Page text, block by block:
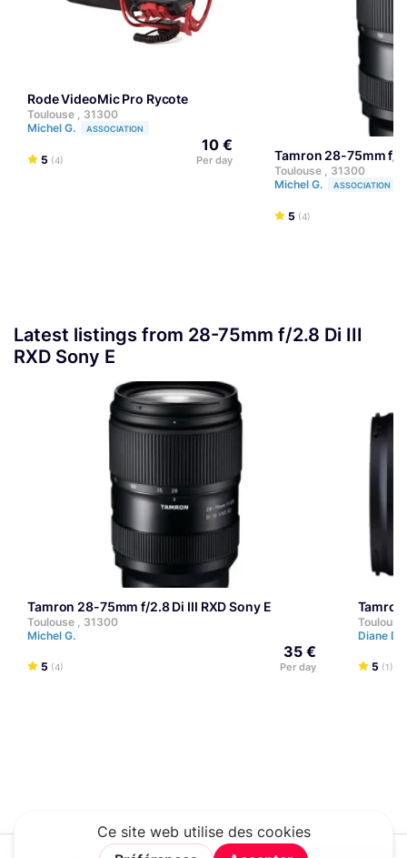
Rode VideoMic Pro Rycote
Toulouse , 31300
Michel G.
ASSOCIATION
5 (4)
10 €
Per day Tamron 28-75mm f/
Toulouse , 31300
Michel G.
ASSOCIATION
5 (4)
Latest listings from 28-75mm f/2.8 Di III
RXD Sony E
Tamron 28-75mm f/2.8 Di III RXD Sony E
Toulouse , 31300
Michel G.
5 (4)
35 €
Per day
Diane D.
5 (1)